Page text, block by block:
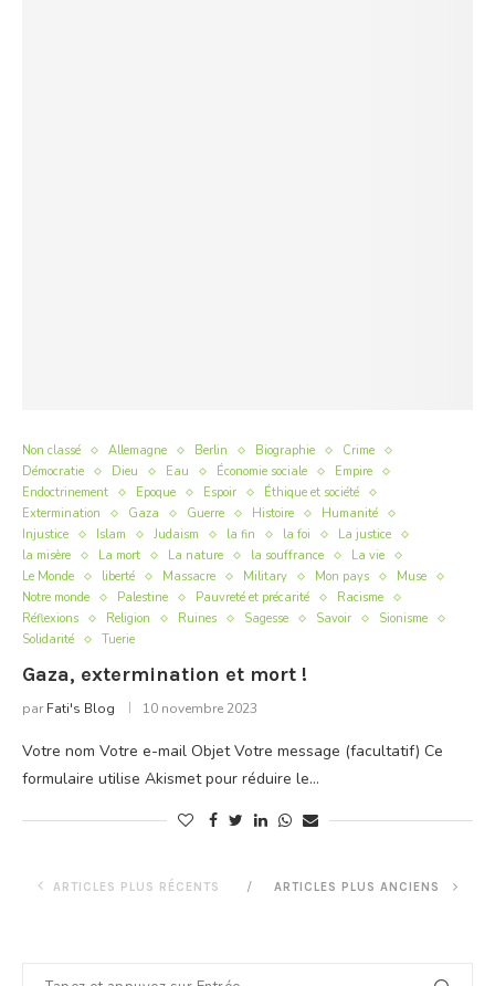
Non classé Allemagne Berlin Biographie
Crime
Démocratie
Dieu Eau Économie sociale
Empire
Endoctrinement
Epoque Espoir
Éthique et société
Extermination
Gaza Guerre Histoire
Humanité
Injustice
Islam Judaism la fin la foi
La justice
la misère
La mort La nature la souffrance
La vie
Le Monde
liberté Massacre Military Mon pays
Muse
Notre monde
Palestine Pauvreté et précarité
Racisme
Réflexions
Religion Ruines Sagesse Savoir
Sionisme
Solidarité
Tuerie
Gaza, extermination et mort !
par Fati's Blog 10 novembre 2023
Votre nom Votre e-mail Objet Votre message (facultatif) Ce
formulaire utilise Akismet pour réduire le…
ARTICLES PLUS RÉCENTS ARTICLES PLUS ANCIENS